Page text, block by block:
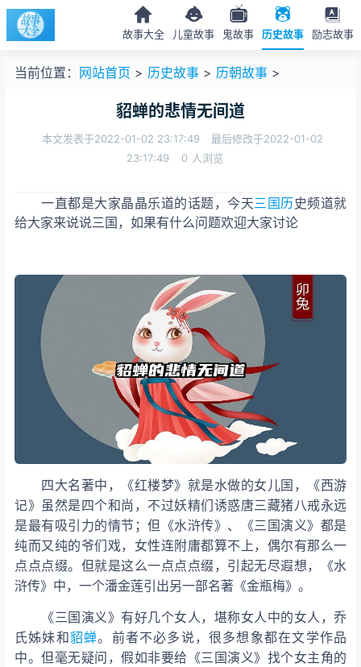
故事大全 儿童故事 鬼故事 历史故事 励志故事
当前位置： 网站首页 > 历史故事 > 历朝故事 >
貂蝉的悲情无间道
本文发表于2022-01-02 23:17:49
最后修改于2022-01-02
23:17:49
0 人浏览
一直都是大家晶晶乐道的话题，今天三国历史频道就
给大家来说说三国，如果有什么问题欢迎大家讨论
四大名著中，《红楼梦》就是水做的女儿国，《西游
记》虽然是四个和尚，不过妖精们诱惑唐三藏猪八戒永远
是最有吸引力的情节；但《水浒传》、《三国演义》都是
纯而又纯的爷们戏，女性连附庸都算不上，偶尔有那么一
点点点缀。但就是这么一点点点缀，引起无尽遐想，《水
浒传》中，一个潘金莲引出另一部名著《金瓶梅》。
《三国演义》有好几个女人，堪称女人中的女人，乔
氏姊妹和貂蝉。前者不必多说，很多想象都在文学作品
中。但毫无疑问，假如非要给《三国演义》找个女主角的